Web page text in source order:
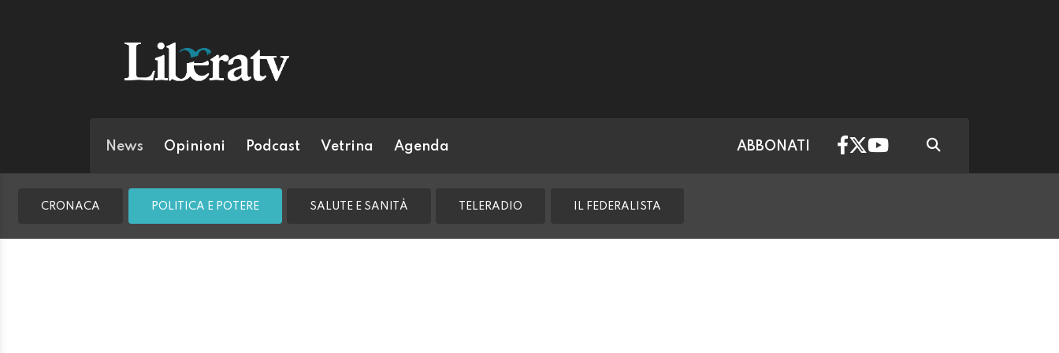
News Opinioni Podcast Vetrina Agenda ABBONATI
CRONACA POLITICA E POTERE SALUTE E SANITÀ TELERADIO IL FEDERALISTA